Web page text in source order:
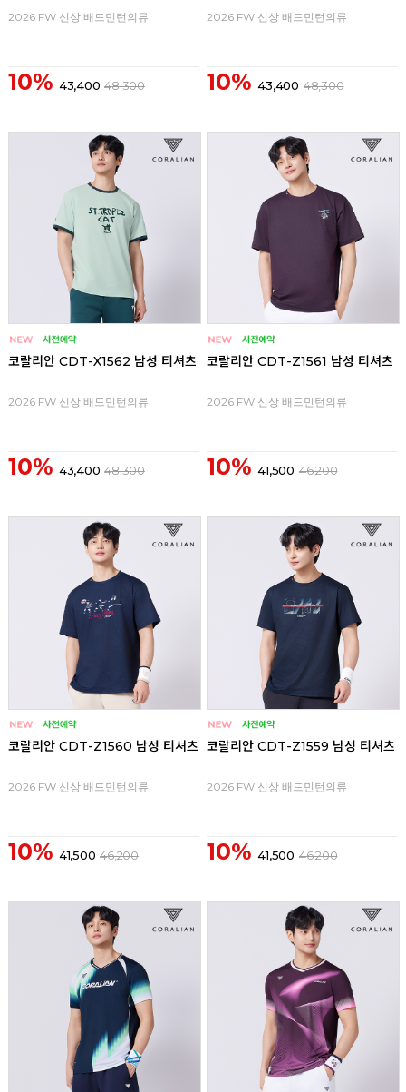
2026 FW 신상 배드민턴의류
10% 43,400 48,300
2026 FW 신상 배드민턴의류
10% 43,400 48,300
코랄리안 CDT-X1562 남성 티셔츠
2026 FW 신상 배드민턴의류
10% 43,400 48,300
코랄리안 CDT-Z1561 남성 티셔츠
2026 FW 신상 배드민턴의류
10% 41,500 46,200
코랄리안 CDT-Z1560 남성 티셔츠
2026 FW 신상 배드민턴의류
10% 41,500 46,200
코랄리안 CDT-Z1559 남성 티셔츠
2026 FW 신상 배드민턴의류
10% 41,500 46,200